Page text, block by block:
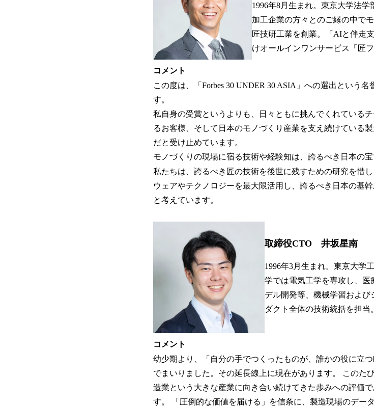
1996年8月生まれ。東京大学法学
加工企業の方々とのご縁の中で
匠技研工業を創業。「AIと伴走
けオールインワンサービス「匠
コメント
この度は、「Forbes 30 UNDER 30 ASIA」への選出という
す。
私自身の受賞というよりも、日々ともに挑んでくれている
るお客様、そして日本のモノづくり産業を支え続けている
だと受け止めています。
モノづくりの現場に宿る技術や経験知は、誇るべき日本の宝
私たちは、誇るべき匠の技術を後世に残すための研究を惜
ウェアやテクノロジーを最大限活用し、誇るべき日本の基
と考えています。
取締役CTO 井坂星南
1996年3月生まれ。東京大学
学では電気工学を専攻し、医
デル開発等、機械学習および
ダクト全体の技術統括を担当。
コメント
幼少期より、「自分の手でつくったものが、誰かの役に立
でまいりました。その延長線上に現在があります。 このた
造業という大きな産業に向き合い続けてきた歩みへの評価
す。 「圧倒的な価値を届ける」を信条に、製造現場のデー